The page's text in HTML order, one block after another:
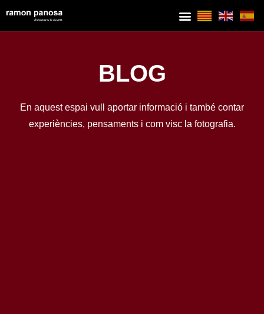
BLOG
En aquest espai vull aportar informació i també contar
experiències, pensaments i com visc la fotografia.